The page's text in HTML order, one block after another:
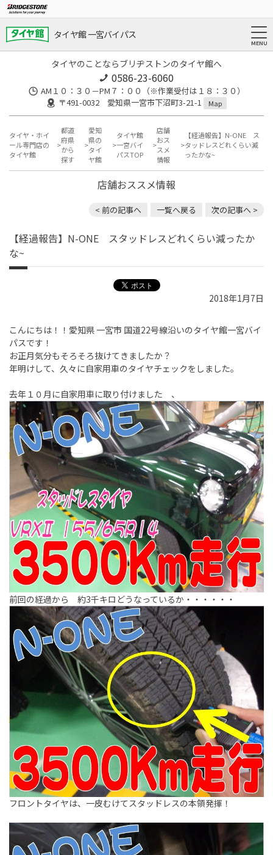
タイヤ館 一宮バイパス
タイヤのことならブリヂストンのタイヤ館へ
0586-23-6060
AM１０：３０－PM７：００（※作業受付は１８：３０）
〒491-0032 愛知県一宮市下沼町3-21-1
Map
タイヤ・ホイ
ール専門店の
タイヤ館
都道
府県
から
探す
愛知
県の
タイ
ヤ館
タイヤ館
一宮バイ
パスTOP
店舗
おス
スメ
情報
【経過報告】N-ONE ス
タッドレスどれくらい減
ったかな~
店舗おススメ情報
< 前の記事へ 一覧へ戻る 次の記事へ >
【経過報告】N-ONE スタッドレスどれくらい減ったか
な~
2018年1月7日
こんにちは！！愛知県 一宮市 国道22号線沿いのタイヤ館一宮バイ
パスです！
お正月気分もそろそろ抜けてきましたか？
年明けして、久々に自家用車のタイヤチェックをしました。
去年１０月に自家用車に取り付けました 、
前回の経過から 約3千キロどうなっているか・・・・・・
フロントタイヤは、一皮むけてスタッドレスの本領発揮！